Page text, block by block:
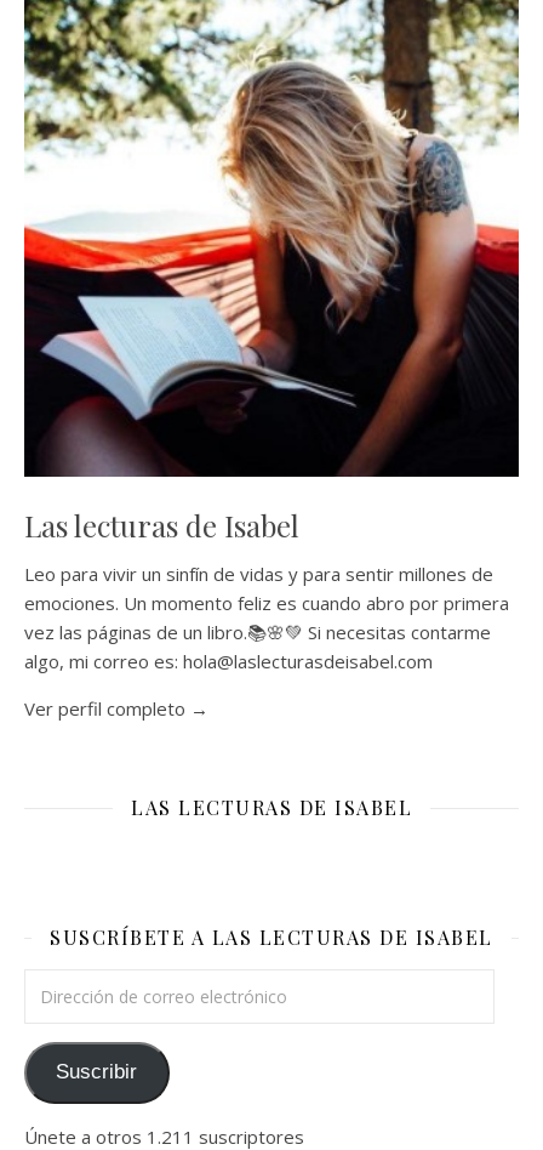
Las lecturas de Isabel
Leo para vivir un sinfín de vidas y para sentir millones de
emociones. Un momento feliz es cuando abro por primera
vez las páginas de un libro.📚🌸💚 Si necesitas contarme
algo, mi correo es: hola@laslecturasdeisabel.com
Ver perfil completo →
LAS LECTURAS DE ISABEL
SUSCRÍBETE A LAS LECTURAS DE ISABEL
Suscribir
Únete a otros 1.211 suscriptores